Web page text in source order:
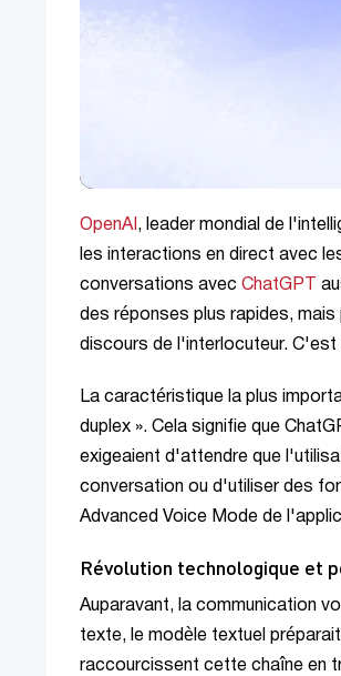
OpenAI , leader mondial de
les interactions en direct avec
conversations avec ChatGPT
des réponses plus rapides,
discours de l'interlocuteur.
La caractéristique la plus
duplex ». Cela signifie que
exigeaient d'attendre que
conversation ou d'utiliser des
Advanced Voice Mode de
Révolution technologique et
Auparavant, la communication
texte, le modèle textuel
raccourcissent cette chaîne en